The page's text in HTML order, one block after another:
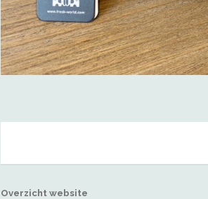
Overzicht website